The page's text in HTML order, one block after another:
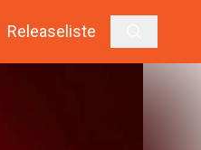
Releaseliste